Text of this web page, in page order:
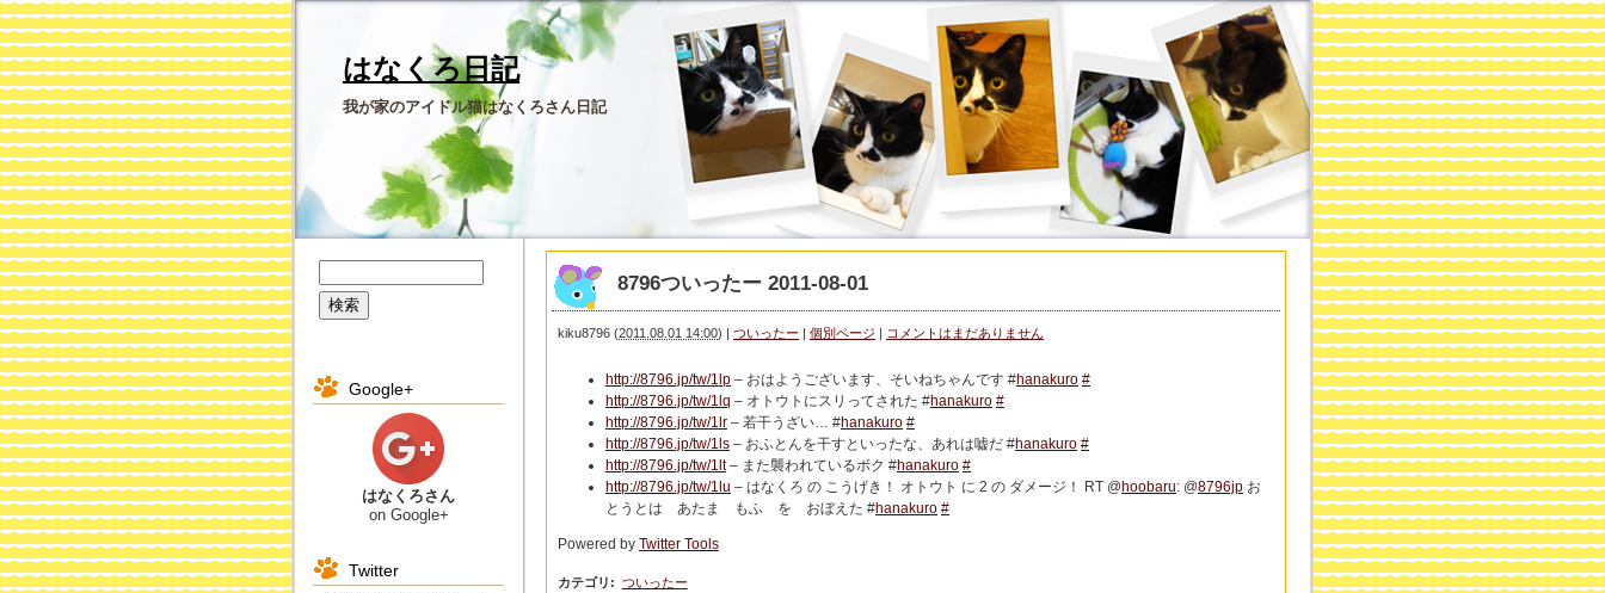
はなくろ日記
我が家のアイドル猫はなくろさん日記
8796ついったー 2011-08-01
kiku8796 (2011.08.01 14:00) | ついったー | 個別ページ | コメントはまだありません
http://8796.jp/tw/1lp – おはようございます、そいねちゃんです #hanakuro #
http://8796.jp/tw/1lq – オトウトにスリってされた #hanakuro #
http://8796.jp/tw/1lr – 若干うざい… #hanakuro #
http://8796.jp/tw/1ls – おふとんを干すといったな、あれは嘘だ #hanakuro #
http://8796.jp/tw/1lt– また襲われているボク #hanakuro #
http://8796.jp/tw/1lu – はなくろ の こうげき！ オトウト に 2 の ダメージ！ RT @hoobaru: @8796jp お
とうとは あたま もふ を おぼえた #hanakuro #
Powered by Twitter Tools
カテゴリ : ついったー
Google+
はなくろさん
on Google+
Twitter